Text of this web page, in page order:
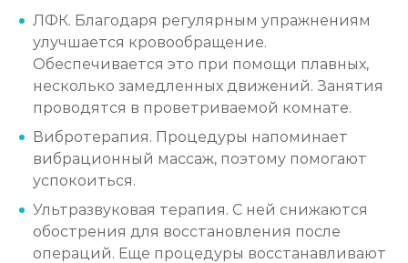
ЛФК. Благодаря регулярным упражнениям
улучшается кровообращение.
Обеспечивается это при помощи плавных,
несколько замедленных движений. Занятия
проводятся в проветриваемой комнате.
Вибротерапия. Процедуры напоминает
вибрационный массаж, поэтому помогают
успокоиться.
Ультразвуковая терапия. С ней снижаются
обострения для восстановления после
операций. Еще процедуры восстанавливают